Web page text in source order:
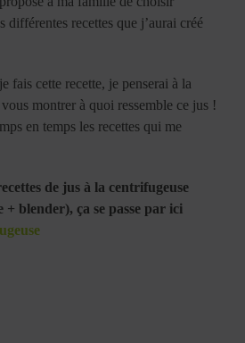
différentes recettes que j’aurai créé
fais cette recette, je penserai à la
montrer à quoi ressemble ce jus !
en temps les recettes qui me
de jus à la centrifugeuse
blender), ça se passe par ici